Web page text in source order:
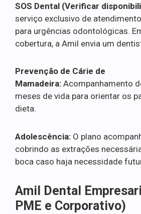
SOS Dental (Verificar
serviço exclusivo de
para urgências odontológicas.
cobertura, a Amil envia um
Prevenção de Cárie de
Mamadeira: Acompanhamento
meses de vida para orientar os
dieta.
Adolescência: O plano
cobrindo as extrações
boca caso haja necessidade
Amil Dental
PME e Corporativo)